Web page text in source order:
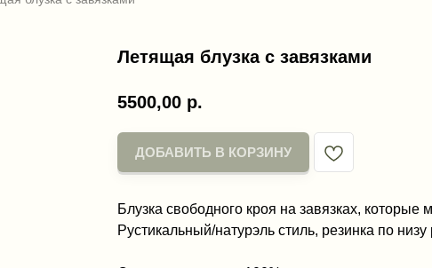
Летящая блузка с завязками
5500,00 р.
ДОБАВИТЬ В КОРЗИНУ
Блузка свободного кроя на завязках,
Рустикальный/натурэль стиль, резинка по низу